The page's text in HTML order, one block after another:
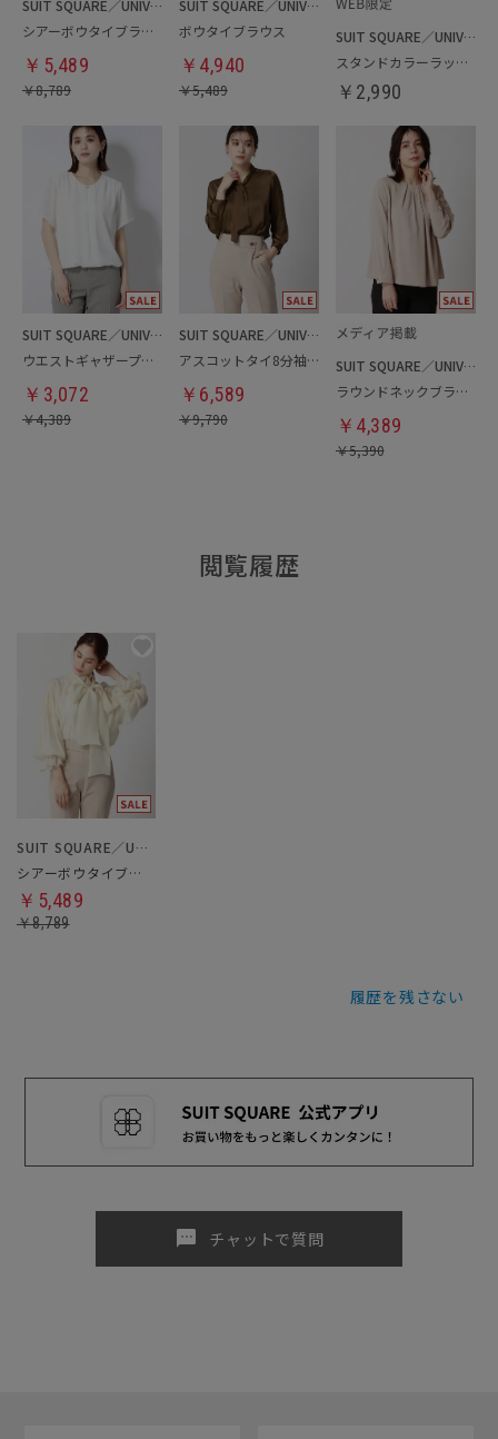
SUIT SQUARE／UNIVERSAL LANGUAGE／WHITE
シアーボウタイブラウス
￥ 5,489
￥8,789
SUIT SQUARE／UNIVERSAL LANGUAGE／WHITE
ボウタイブラウス
￥ 4,940
￥5,489
SUIT SQUARE／UNIVERSAL LANGUAGE／WHITE
スタンドカラーラッフルブラウス
￥ 2,990
SUIT SQUARE／UNIVERSAL LANGUAGE／WHITE
ウエストギャザープルオーバー
￥ 3,072
￥4,389
SUIT SQUARE／UNIVERSAL LANGUAGE／WHITE
アスコットタイ8分袖ブラウス
￥ 6,589
￥9,790
SUIT SQUARE／UNIVERSAL LANGUAGE／WHITE
ラウンドネックブラウス
￥ 4,389
￥5,390
閲覧履歴
SUIT SQUARE／UNIVERSAL LANGUAGE／WHITE
シアーボウタイブラウス
￥5,489
￥8,789
履歴を残さない
sms チャットで質問